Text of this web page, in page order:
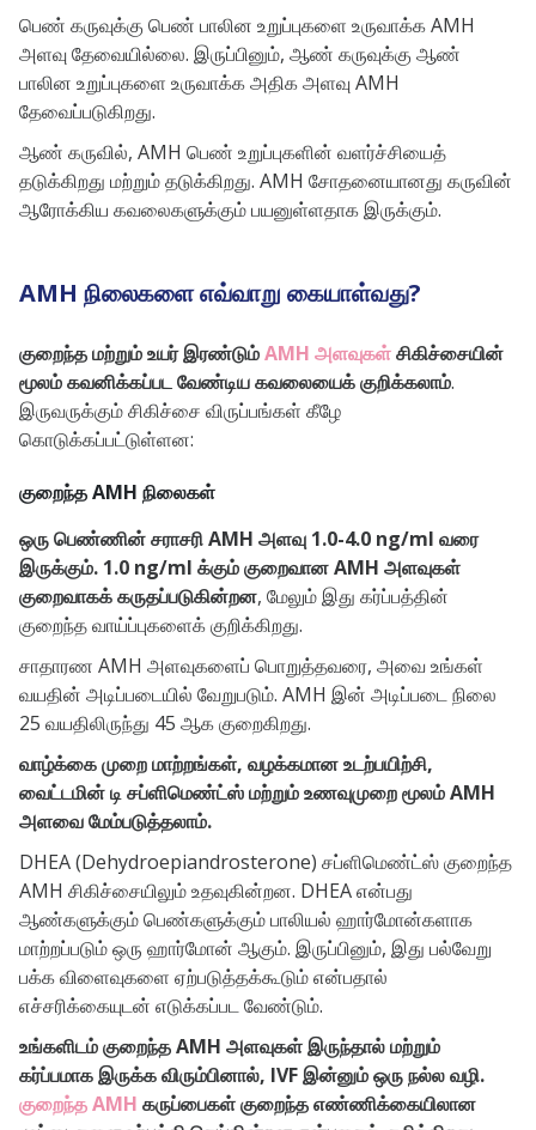
பெண் கருவுக்கு பெண் பாலின உறுப்புகளை உருவாக்க AMH
அளவு தேவையில்லை. இருப்பினும், ஆண் கருவுக்கு ஆண்
பாலின உறுப்புகளை உருவாக்க அதிக அளவு AMH
தேவைப்படுகிறது.
ஆண் கருவில், AMH பெண் உறுப்புகளின் வளர்ச்சியைத்
தடுக்கிறது மற்றும் தடுக்கிறது. AMH சோதனையானது கருவின்
ஆரோக்கிய கவலைகளுக்கும் பயனுள்ளதாக இருக்கும்.
AMH நிலைகளை எவ்வாறு கையாள்வது?
குறைந்த மற்றும் உயர் இரண்டும்AMH அளவுகள்சிகிச்சையின்
மூலம் கவனிக்கப்பட வேண்டிய கவலையைக் குறிக்கலாம்.
இருவருக்கும் சிகிச்சை விருப்பங்கள் கீழே
கொடுக்கப்பட்டுள்ளன:
குறைந்த AMH நிலைகள்
ஒரு பெண்ணின் சராசரி AMH அளவு 1.0-4.0 ng/ml வரை
இருக்கும். 1.0 ng/ml க்கும் குறைவான AMH அளவுகள்
குறைவாகக் கருதப்படுகின்றன, மேலும் இது கர்ப்பத்தின்
குறைந்த வாய்ப்புகளைக் குறிக்கிறது.
சாதாரண AMH அளவுகளைப் பொறுத்தவரை, அவை உங்கள்
வயதின் அடிப்படையில் வேறுபடும். AMH இன் அடிப்படை நிலை
25 வயதிலிருந்து 45 ஆக குறைகிறது.
வாழ்க்கை முறை மாற்றங்கள், வழக்கமான உடற்பயிற்சி,
வைட்டமின் டி சப்ளிமெண்ட்ஸ் மற்றும் உணவுமுறை மூலம் AMH
அளவை மேம்படுத்தலாம்.
DHEA (Dehydroepiandrosterone) சப்ளிமெண்ட்ஸ் குறைந்த
AMH சிகிச்சையிலும் உதவுகின்றன. DHEA என்பது
ஆண்களுக்கும் பெண்களுக்கும் பாலியல் ஹார்மோன்களாக
மாற்றப்படும் ஒரு ஹார்மோன் ஆகும். இருப்பினும், இது பல்வேறு
பக்க விளைவுகளை ஏற்படுத்தக்கூடும் என்பதால்
எச்சரிக்கையுடன் எடுக்கப்பட வேண்டும்.
உங்களிடம் குறைந்த AMH அளவுகள் இருந்தால் மற்றும்
கர்ப்பமாக இருக்க விரும்பினால், IVF இன்னும் ஒரு நல்ல வழி.
குறைந்த AMH கருப்பைகள் குறைந்த எண்ணிக்கையிலான